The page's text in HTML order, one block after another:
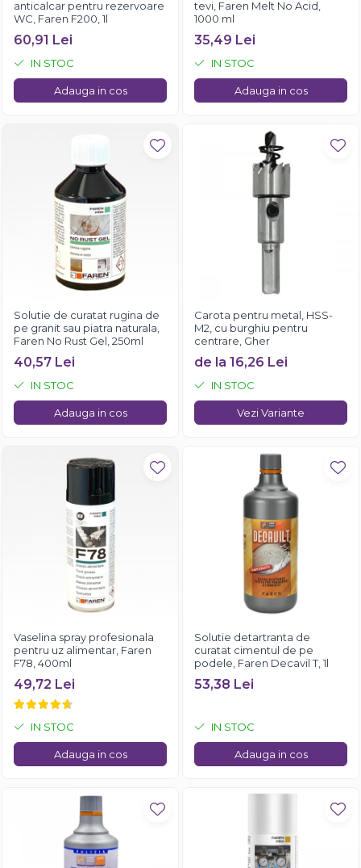
anticalcar pentru rezervoare
WC, Faren F200, 1l
60,91 Lei
IN STOC
Adauga in cos
tevi, Faren Melt No Acid,
1000 ml
35,49 Lei
IN STOC
Adauga in cos
Solutie de curatat rugina de
pe granit sau piatra naturala,
Faren No Rust Gel, 250ml
40,57 Lei
IN STOC
Adauga in cos
Carota pentru metal, HSS-
M2, cu burghiu pentru
centrare, Gher
de la 16,26 Lei
IN STOC
Vezi Variante
Vaselina spray profesionala
pentru uz alimentar, Faren
F78, 400ml
49,72 Lei
IN STOC
Adauga in cos
Solutie detartranta de
curatat cimentul de pe
podele, Faren Decavil T, 1l
53,38 Lei
IN STOC
Adauga in cos